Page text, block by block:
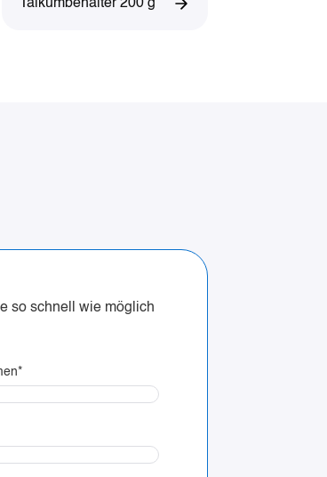
Talkumbehälter 200 g
so schnell wie möglich
*